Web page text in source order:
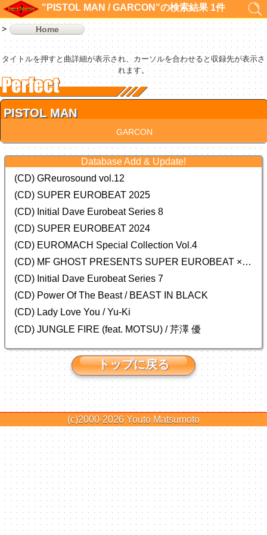
"PISTOL MAN / GARCON"の検索結果 1件
Home
タイトルを押すと曲詳細が表示され、カーソルを合わせると収録先が表示さ
れます。
PISTOL MAN
GARCON
Database Add & Update!
(CD) GReurosound vol.12
(CD) SUPER EUROBEAT 2025
(CD) Initial Dave Eurobeat Series 8
(CD) SUPER EUROBEAT 2024
(CD) EUROMACH Special Collection Vol.4
(CD) MF GHOST PRESENTS SUPER EUROBEAT × ORIGINAL SOUNDTRACK NEW COLLECTION
(CD) Initial Dave Eurobeat Series 7
(CD) Power Of The Beast / BEAST IN BLACK
(CD) Lady Love You / Yu-Ki
(CD) JUNGLE FIRE (feat. MOTSU) / 芹澤 優
トップに戻る
(c)2000-2026 Youto Matsumoto